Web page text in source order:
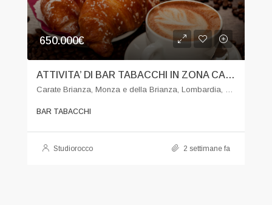
650.000€
ATTIVITA’ DI BAR TABACCHI IN ZONA CARATE BRIANZA
BAR TABACCHI
Studiorocco 2 settimane fa